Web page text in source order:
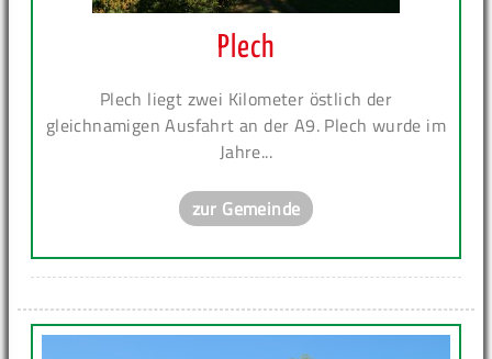
Plech
Plech liegt zwei Kilometer östlich der
gleichnamigen Ausfahrt an der A9. Plech wurde im
Jahre...
zur Gemeinde